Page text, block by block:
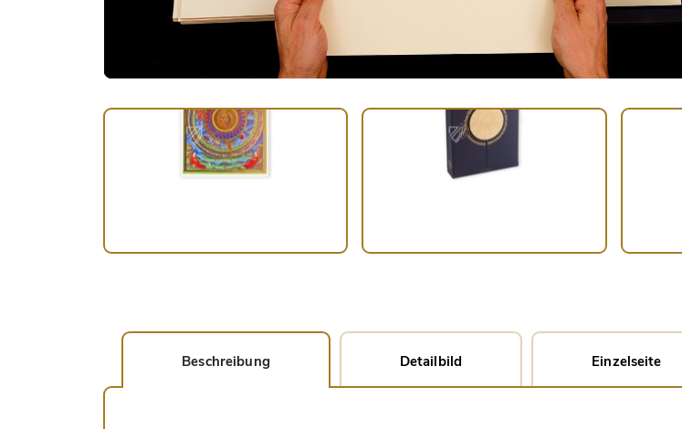
Beschreibung Detailbild Einzelseite